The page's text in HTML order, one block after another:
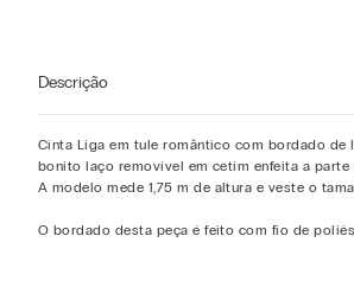
Descrição
Cinta Liga em tule romântico com bordado de
bonito laço removível em cetim enfeita a parte
A modelo mede 1,75 m de altura e veste o
O bordado desta peça é feito com fio de